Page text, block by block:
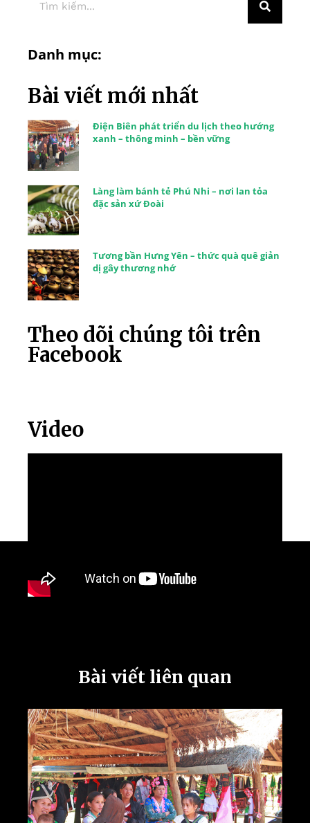
Danh mục:
Bài viết mới nhất
Điện Biên phát triển du lịch theo hướng
xanh – thông minh – bền vững
Làng làm bánh tẻ Phú Nhi – nơi lan tỏa
đặc sản xứ Đoài
Tương bần Hưng Yên – thức quà quê giản
dị gây thương nhớ
Theo dõi chúng tôi trên
Facebook
Video
Bài viết liên quan